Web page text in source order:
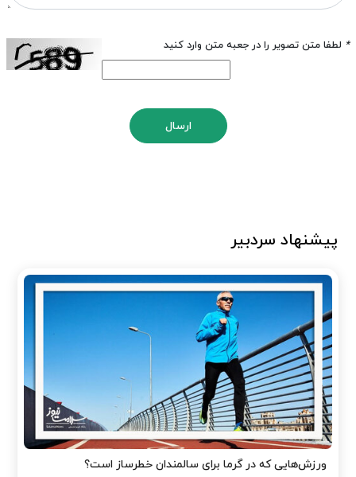
* لطفا متن تصویر را در جعبه متن وارد کنید
ارسال
پیشنهاد سردبیر
ورزش‌هایی که در گرما برای سالمندان خطرساز است؟